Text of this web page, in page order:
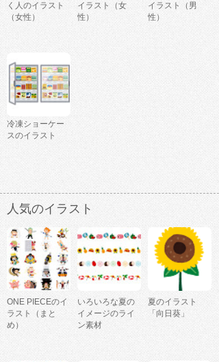
く人のイラスト
（女性）
イラスト（女
性）
イラスト（男
性）
冷凍ショーケー
スのイラスト
人気のイラスト
ONE PIECEのイ
ラスト（まと
め）
いろいろな夏の
イメージのライ
ン素材
夏のイラスト
「向日葵」